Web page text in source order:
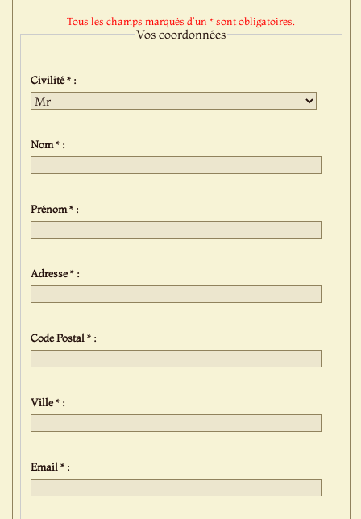
Tous les champs marqués d'un * sont obligatoires.
Vos coordonnées
Civilité * :
Nom * :
Prénom * :
Adresse * :
Code Postal * :
Ville * :
Email * :